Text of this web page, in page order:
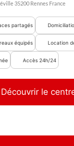
35200 Rennes France
partagés
équipés Location
Accès 24h/24
Découvrir le